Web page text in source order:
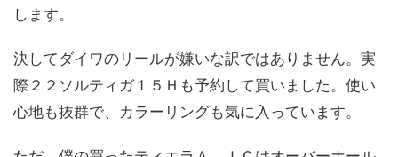
します。
決してダイワのリールが嫌いな訳ではありません。実
際２２ソルティガ１５Ｈも予約して買いました。使い
心地も抜群で、カラーリングも気に入っています。